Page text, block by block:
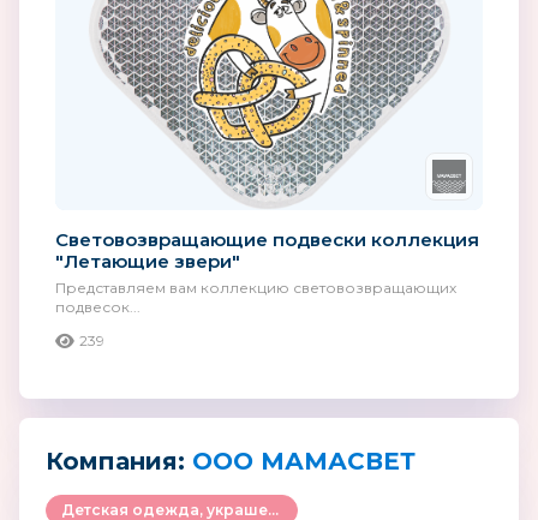
Световозвращающие подвески коллекция
"Летающие звери"
Представляем вам коллекцию световозвращающих
подвесок...
239
Компания: ООО МАМАСВЕТ
Детская одежда, украшения и аксессуары